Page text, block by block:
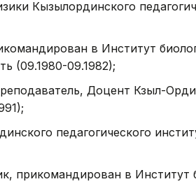
Кызылординского
в Институт
(09.1980-09.1982);
Доцент Кзыл-
педагогического
прикомандирован в